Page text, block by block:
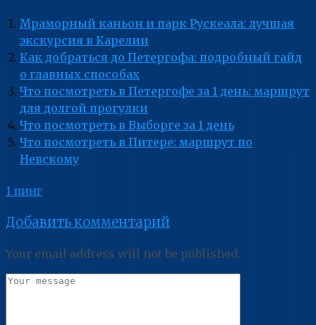
Мраморный каньон и парк Рускеала: лучшая
экскурсия в Карелии
Как добраться до Петергофа: подробный гайд
о главных способах
Что посмотреть в Петергофе за 1 день: маршрут
для долгой прогулки
Что посмотреть в Выборге за 1 день
Что посмотреть в Питере: маршрут по
Невскому
1 пинг
Добавить комментарий
Your email address will not be published.